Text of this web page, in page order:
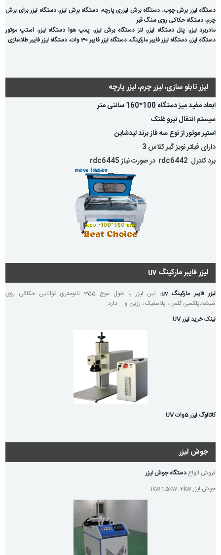
دستگاه لیزر برش چوب، دستگاه برش لیزری پارچه، دستگاه برش لیزر،دستگاه لیزر برای برش
چرم، دستگاه حکاکی روی سنگ قبر
مادربرد لیزر، پنل دستگاه لیزر،لنز دستگاه برش لیزر، پمپ هوا دستگاه لیزر، استپ موتور
دستگاه لیزر، دستگاه لیزر فایبر مارکینگ، دستگاه لیزر فایبر 30 وات ، دستگاه لیزر فایبر طلاسازی
لیزر تابلو سازی، لیزر چرم، لیزر پارچه
ابعاد مفید میز دستگاه 100*160 سانتی متر
سیستم انتقال نیرو غلتک
استپر موتور از نوع سه فاز برند لیدشاین
دارای فیلتر نویز گیر کلاس 3
برد کنترل rdc6442 در صورت نیاز rdc6445
لیزر فایبر مارکینگ uv
لیزر فایبر مارکینگ uv :
این لیزر با طول موج 355 نانومتری توانایی حکاکی روی
شیشه،پلکسی گلس ، پلاستیک ، رزین و … دارد.
لینک خرید لیزر UV
کاتالوگ لیزر 5وات UV
جوش لیزر
فروش انواع دستگاه جوش لیزر
جوش لیزر 1kw،1.5kw، 2kw